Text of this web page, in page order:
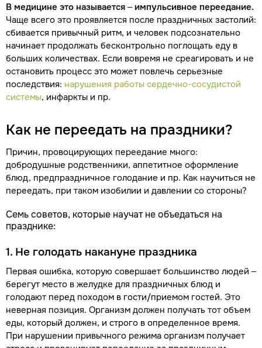
В медицине это называется – импульсивное переедание.
Чаще всего это проявляется после праздничных застолий:
сбивается привычный ритм, и человек подсознательно
начинает продолжать бесконтрольно поглощать еду в
больших количествах. Если вовремя не среагировать и не
остановить процесс это может повлечь серьезные
последствия: нарушения работы сердечно-сосудистой
системы, инфаркты и пр.
Как не переедать на праздники?
Причин, провоцирующих переедание много:
добродушные родственники, аппетитное оформление
блюд, предпраздничное голодание и пр. Как научиться не
переедать, при таком изобилии и давлении со стороны?
Семь советов, которые научат не объедаться на
празднике:
1. Не голодать накануне праздника
Первая ошибка, которую совершает большинство людей –
берегут место в желудке для праздничных блюд и
голодают перед походом в гости/приемом гостей. Это
неверная позиция. Организм должен получать тот объем
еды, который должен, и строго в определенное время.
При нарушении привычного режима организм получает